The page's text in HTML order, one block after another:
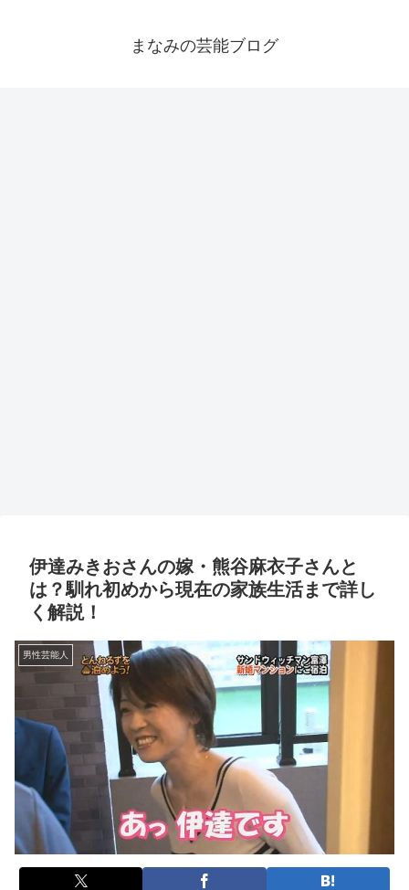
まなみの芸能ブログ
伊達みきおさんの嫁・熊谷麻衣子さんと
は？馴れ初めから現在の家族生活まで詳し
く解説！
男性芸能人